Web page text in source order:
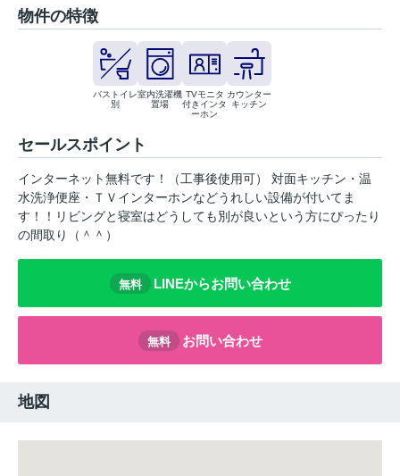
物件の特徴
バストイレ
別
室内洗濯機
置場
TVモニタ
付きインタ
ーホン
カウンター
キッチン
セールスポイント
インターネット無料です！（工事後使用可） 対面キッチン・温
水洗浄便座・ＴＶインターホンなどうれしい設備が付いてま
す！！リビングと寝室はどうしても別が良いという方にぴったり
の間取り（＾＾）
無料 LINEからお問い合わせ
無料 お問い合わせ
地図